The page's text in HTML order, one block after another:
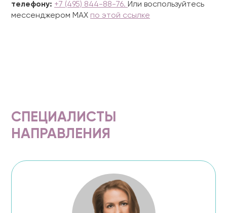
телефону: +7 (495) 844-88-76. Или воспользуйтесь
мессенджером MAX по этой ссылке
СПЕЦИАЛИСТЫ
НАПРАВЛЕНИЯ